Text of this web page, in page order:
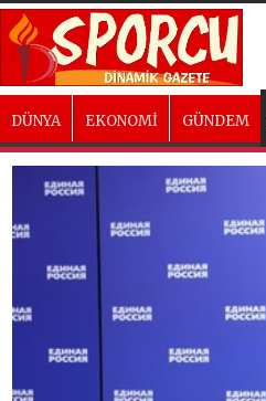
DÜNYA EKONOMİ GÜNDEM